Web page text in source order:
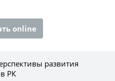
online
развития
РК